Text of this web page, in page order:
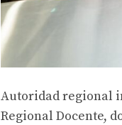
Autoridad regional
Regional Docente,